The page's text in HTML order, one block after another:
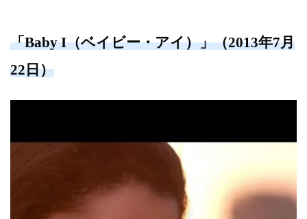
「Baby I（ベイビー・アイ）」（2013年7月
22日）